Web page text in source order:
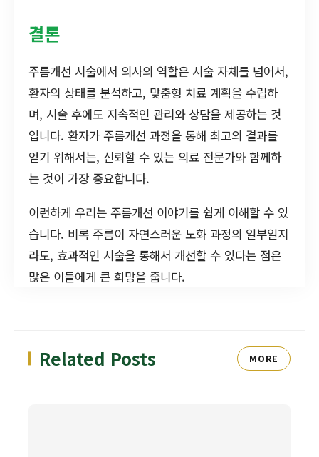
결론
주름개선 시술에서 의사의 역할은 시술 자체를 넘어서,
환자의 상태를 분석하고, 맞춤형 치료 계획을 수립하
며, 시술 후에도 지속적인 관리와 상담을 제공하는 것
입니다. 환자가 주름개선 과정을 통해 최고의 결과를
얻기 위해서는, 신뢰할 수 있는 의료 전문가와 함께하
는 것이 가장 중요합니다.
이런하게 우리는 주름개선 이야기를 쉽게 이해할 수 있
습니다. 비록 주름이 자연스러운 노화 과정의 일부일지
라도, 효과적인 시술을 통해서 개선할 수 있다는 점은
많은 이들에게 큰 희망을 줍니다.
Related Posts MORE